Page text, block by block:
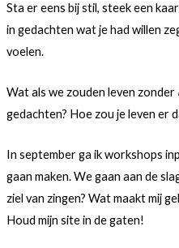
Sta er eens bij stil, steek een
in gedachten wat je had willen
voelen.
Wat als we zouden leven zonder
gedachten? Hoe zou je leven er
In september ga ik workshops
gaan maken. We gaan aan de
ziel van zingen? Wat maakt mij
Houd mijn site in de gaten!